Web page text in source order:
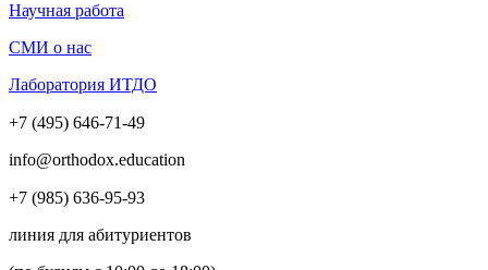
Научная работа
СМИ о нас
Лаборатория ИТДО
+7 (495) 646-71-49
info@orthodox.education
+7 (985) 636-95-93
линия для абитуриентов